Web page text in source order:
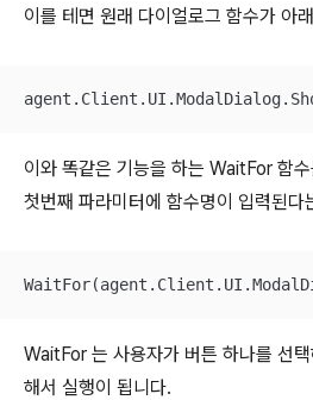
이를 테면 원래 다이얼로그 함수가 아
이와 똑같은 기능을 하는 WaitFor 함
첫번째 파라미터에 함수명이 입력된다
WaitFor 는 사용자가 버튼 하나를 선
해서 실행이 됩니다.